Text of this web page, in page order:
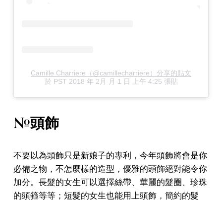
Camille Charriere（@camillecharriere）分享的貼文
於 PST 2018 年 2月 月 1 日 上午 4:25 張貼
#頭飾
不要以為頭飾只是新娘子的專利，今年頭飾將會是你
必備之物，不怎麼樣的造型，優雅的頭飾絕對能令你
加分。長髮的女生可以選擇絲帶、華麗的髮圈、珍珠
的頭箍等等；短髮的女生也能用上頭飾，簡約的髮